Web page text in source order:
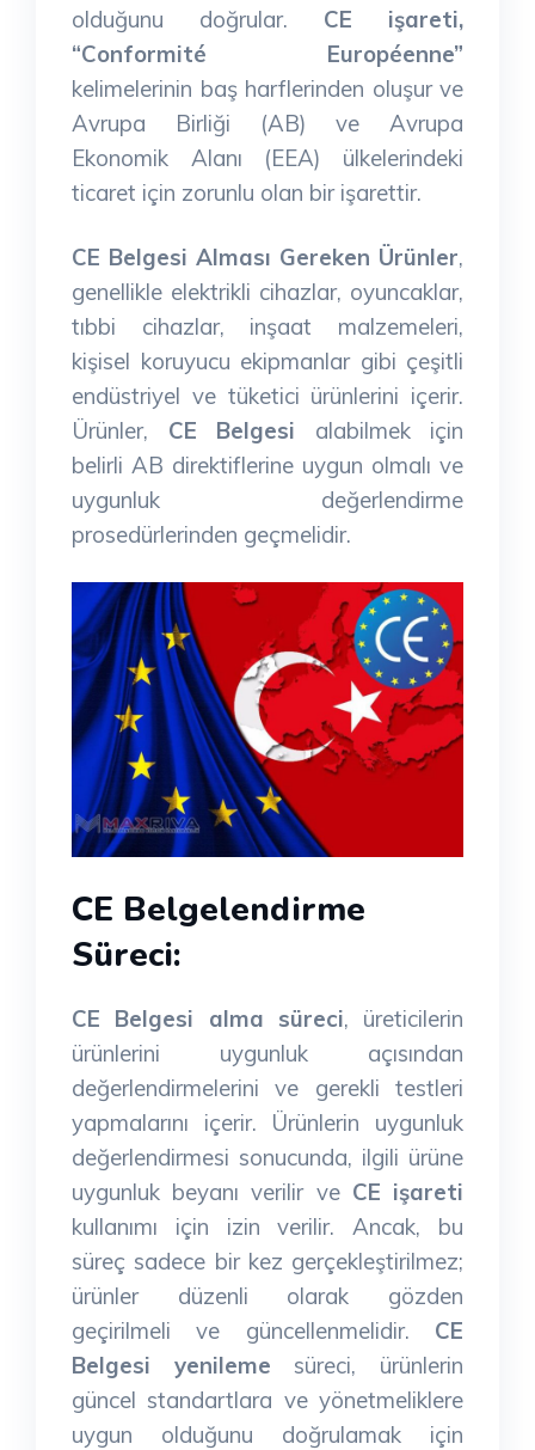
olduğunu doğrular. CE işareti,
“Conformité Européenne”
kelimelerinin baş harflerinden oluşur ve
Avrupa Birliği (AB) ve Avrupa
Ekonomik Alanı (EEA) ülkelerindeki
ticaret için zorunlu olan bir işarettir.
CE Belgesi Alması Gereken Ürünler,
genellikle elektrikli cihazlar, oyuncaklar,
tıbbi cihazlar, inşaat malzemeleri,
kişisel koruyucu ekipmanlar gibi çeşitli
endüstriyel ve tüketici ürünlerini içerir.
Ürünler, CE Belgesi alabilmek için
belirli AB direktiflerine uygun olmalı ve
uygunluk değerlendirme
prosedürlerinden geçmelidir.
CE Belgelendirme
Süreci:
CE Belgesi alma süreci, üreticilerin
ürünlerini uygunluk açısından
değerlendirmelerini ve gerekli testleri
yapmalarını içerir. Ürünlerin uygunluk
değerlendirmesi sonucunda, ilgili ürüne
uygunluk beyanı verilir ve CE işareti
kullanımı için izin verilir. Ancak, bu
süreç sadece bir kez gerçekleştirilmez;
ürünler düzenli olarak gözden
geçirilmeli ve güncellenmelidir. CE
Belgesi yenileme süreci, ürünlerin
güncel standartlara ve yönetmeliklere
uygun olduğunu doğrulamak için